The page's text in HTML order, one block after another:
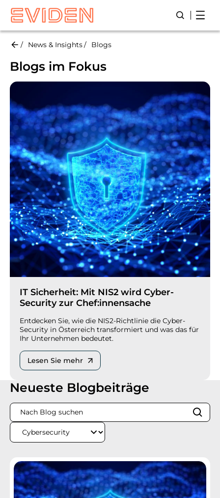
Skip
main
Suche
News & Insights Blogs
Blogs im Fokus
IT Sicherheit: Mit NIS2 wird Cyber-
Security zur Chef:innensache
Entdecken Sie, wie die NIS2-Richtlinie die Cyber-
Security in Österreich transformiert und was das für
Ihr Unternehmen bedeutet.
Lesen Sie mehr
Neueste Blogbeiträge